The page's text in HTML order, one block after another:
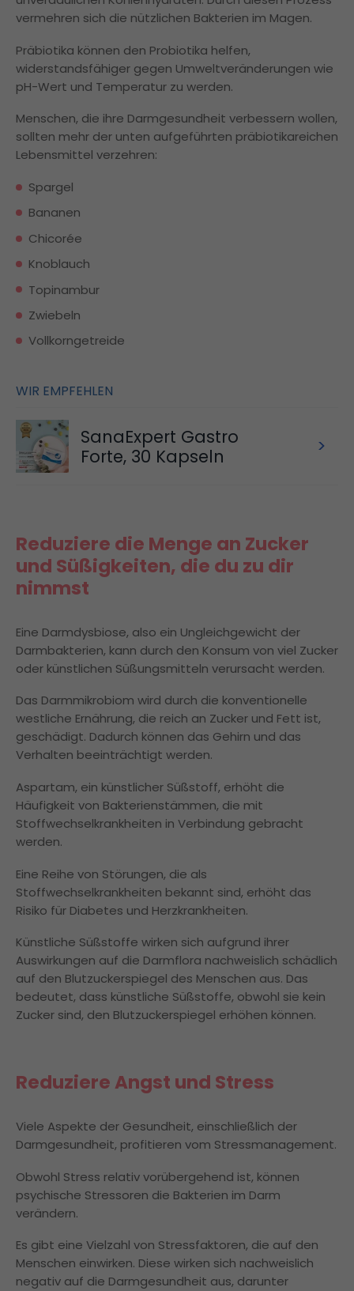
vermehren sich die nützlichen Bakterien im Magen.
Präbiotika können den Probiotika helfen,
widerstandsfähiger gegen Umweltveränderungen wie
pH-Wert und Temperatur zu werden.
Menschen, die ihre Darmgesundheit verbessern wollen,
sollten mehr der unten aufgeführten präbiotikareichen
Lebensmittel verzehren:
Spargel
Bananen
Chicorée
Knoblauch
Topinambur
Zwiebeln
Vollkorngetreide
WIR EMPFEHLEN
SanaExpert Gastro
Forte, 30 Kapseln
>
Reduziere die Menge an Zucker
und Süßigkeiten, die du zu dir
nimmst
Eine Darmdysbiose, also ein Ungleichgewicht der
Darmbakterien, kann durch den Konsum von viel Zucker
oder künstlichen Süßungsmitteln verursacht werden.
Das Darmmikrobiom wird durch die konventionelle
westliche Ernährung, die reich an Zucker und Fett ist,
geschädigt. Dadurch können das Gehirn und das
Verhalten beeinträchtigt werden.
Aspartam, ein künstlicher Süßstoff, erhöht die
Häufigkeit von Bakterienstämmen, die mit
Stoffwechselkrankheiten in Verbindung gebracht
werden.
Eine Reihe von Störungen, die als
Stoffwechselkrankheiten bekannt sind, erhöht das
Risiko für Diabetes und Herzkrankheiten.
Künstliche Süßstoffe wirken sich aufgrund ihrer
Auswirkungen auf die Darmflora nachweislich schädlich
auf den Blutzuckerspiegel des Menschen aus. Das
bedeutet, dass künstliche Süßstoffe, obwohl sie kein
Zucker sind, den Blutzuckerspiegel erhöhen können.
Reduziere Angst und Stress
Viele Aspekte der Gesundheit, einschließlich der
Darmgesundheit, profitieren vom Stressmanagement.
Obwohl Stress relativ vorübergehend ist, können
psychische Stressoren die Bakterien im Darm
verändern.
Es gibt eine Vielzahl von Stressfaktoren, die auf den
Menschen einwirken. Diese wirken sich nachweislich
negativ auf die Darmgesundheit aus, darunter